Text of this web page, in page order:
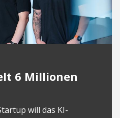
6 Millionen
will das KI-